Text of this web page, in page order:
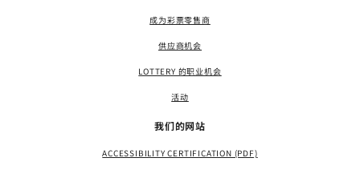
成为彩票零售商
供应商机会
LOTTERY 的职业机会
活动
我们的网站
ACCESSIBILITY CERTIFICATION (PDF)